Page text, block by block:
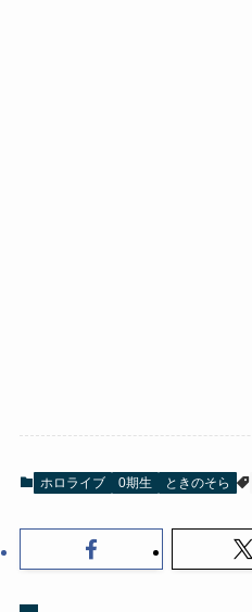
ホロライブ 0期生 ときのそら